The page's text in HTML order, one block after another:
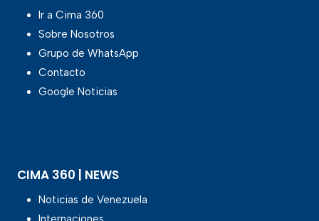
Ir a Cima 360
Sobre Nosotros
Grupo de WhatsApp
Contacto
Google Noticias
CIMA 360 | NEWS
Noticias de Venezuela